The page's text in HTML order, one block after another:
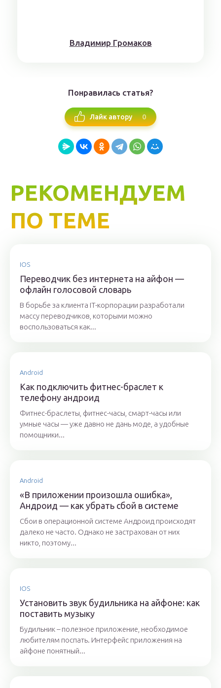
Влaдимиp Гpoмaкoв
Понравилась статья?
Лайк автору 0
РЕКОМЕНДУЕМ
ПО ТЕМЕ
IOS
Переводчик без интернета на айфон —
офлайн голосовой словарь
В борьбе за клиента IT-корпорации разработали
массу переводчиков, которыми можно
воспользоваться как...
Android
Как подключить фитнес-браслет к
телефону андроид
Фитнес-браслеты, фитнес-часы, смарт-часы или
умные часы — уже давно не дань моде, а удобные
помощники...
Android
«В приложении произошла ошибка»,
Андроид — как убрать сбой в системе
Сбои в операционной системе Андроид происходят
далеко не часто. Однако не застрахован от них
никто, поэтому...
IOS
Установить звук будильника на айфоне: как
поставить музыку
Будильник – полезное приложение, необходимое
любителям поспать. Интерфейс приложения на
айфоне понятный...